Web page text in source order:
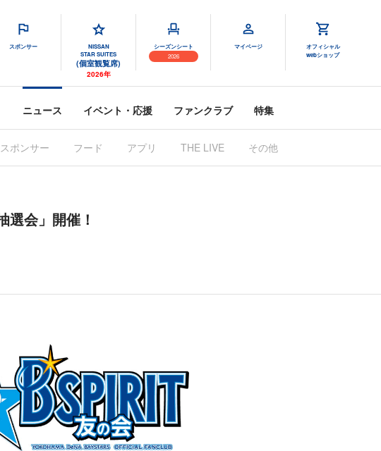
スポンサー
NISSAN
STAR SUITES
(個室観覧席)
2026年
シーズンシート
2026
マイページ
オフィシャル
webショップ
ニュース イベント・応援 ファンクラブ 特集
スポンサー フード アプリ THE LIVE その他
会」開催！